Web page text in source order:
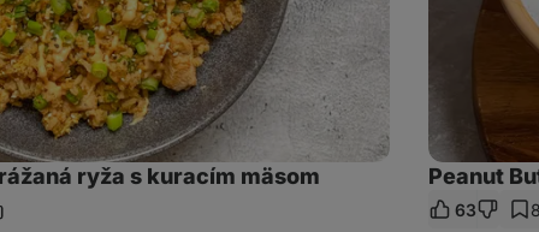
ryža s kuracím mäsom Peanut
63